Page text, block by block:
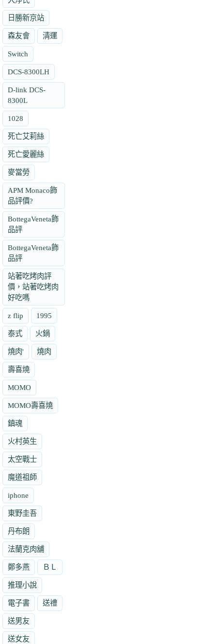
日勝新京站
森友會 清運
Switch
DCS-8300LH
D-link DCS-
8300L
1028
死亡艾莉絲
死亡愛麗絲
麥當勞
APM Monaco飾
品評價?
BottegaVeneta飾
品評
BottegaVeneta飾
品評
站著吃烤肉評
價，站著吃烤肉
好吃嗎
z flip 1995
泰式 火鍋
燒肉' 燒肉
壽喜燒
MOMO
MOMO壽喜燒
鎮魂
火村英生
太空戰士
魔道祖師
iphone
東野圭吾
丹布朗
法蘭克肉舖
鄭多燕 ＢＬ
推理小說
電子書 送禮
送男友
送女友